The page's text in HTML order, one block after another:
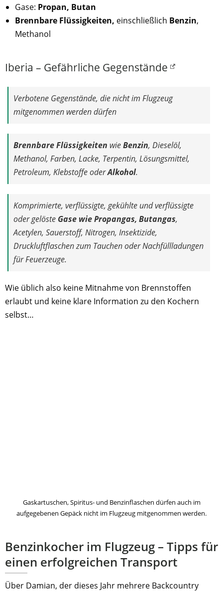
Gase: Propan, Butan
Brennbare Flüssigkeiten, einschließlich Benzin,
Methanol
Iberia – Gefährliche Gegenstände
Verbotene Gegenstände, die nicht im Flugzeug
mitgenommen werden dürfen
Brennbare Flüssigkeiten wieBenzin, Dieselöl,
Methanol, Farben, Lacke, Terpentin, Lösungsmittel,
Petroleum, Klebstoffe oderAlkohol.
Komprimierte, verflüssigte, gekühlte und verflüssigte
oder gelöste Gase wie Propangas, Butangas,
Acetylen, Sauerstoff, Nitrogen, Insektizide,
Druckluftflaschen zum Tauchen oder Nachfüllladungen
für Feuerzeuge.
Wie üblich also keine Mitnahme von Brennstoffen
erlaubt und keine klare Information zu den Kochern
selbst…
Gaskartuschen, Spiritus- und Benzinflaschen dürfen auch im
aufgegebenen Gepäck nicht im Flugzeug mitgenommen werden.
Benzinkocher im Flugzeug – Tipps für
einen erfolgreichen Transport
Über Damian, der dieses Jahr mehrere Backcountry